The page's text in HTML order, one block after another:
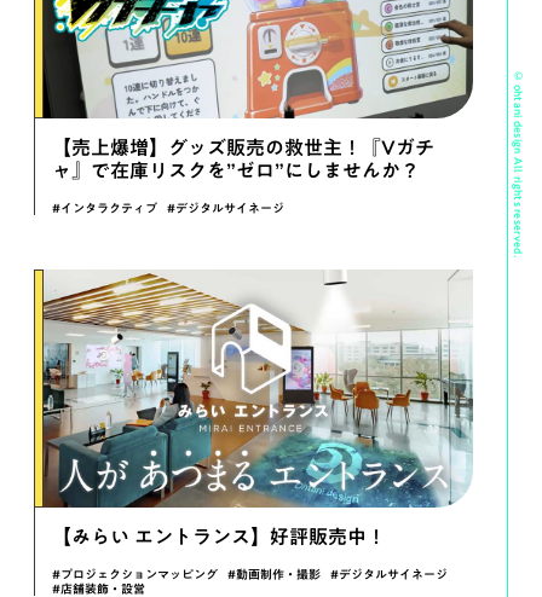
【売上爆増】グッズ販売の救世主！『Vガチ
ャ』で在庫リスクを”ゼロ”にしませんか？
#インタラクティブ #デジタルサイネージ
【みらい エントランス】好評販売中！
#プロジェクションマッピング #動画制作・撮影
#デジタルサイネージ
#店舗装飾・設営
© ohtani design All rights reserved.